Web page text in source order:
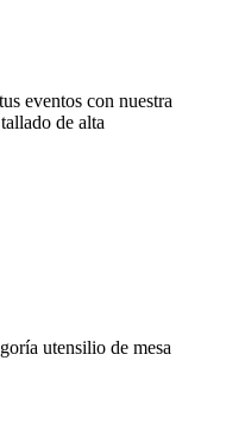
eventos con nuestra
de alta
utensilio de mesa